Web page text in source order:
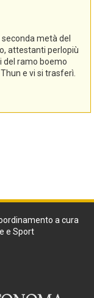
metà del
attestanti perlopiù
del ramo boemo
e vi si trasferì.
a cura
e Sport